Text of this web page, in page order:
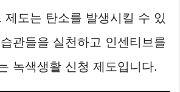
제도는 탄소를 발생시킬 수 있
관들을 실천하고 인센티브를
녹색생활 신청 제도입니다.